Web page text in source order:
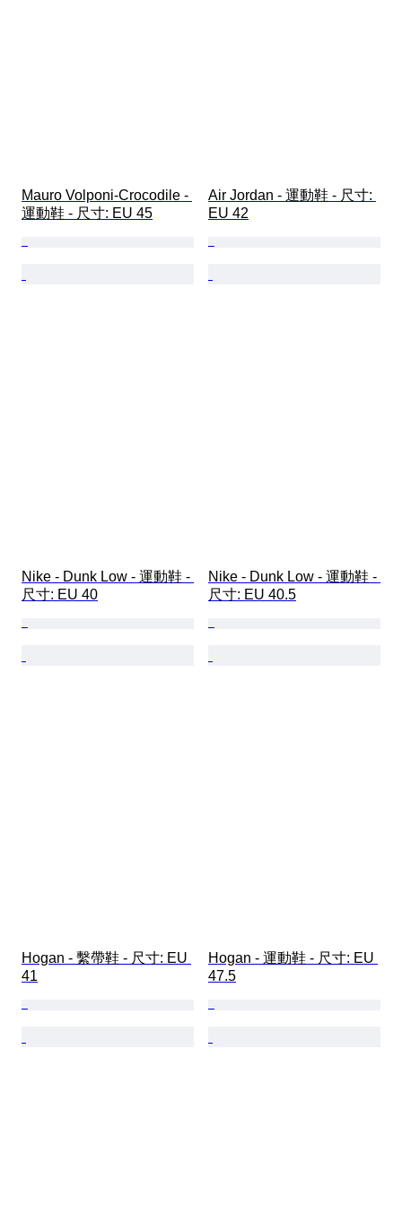
Mauro Volponi-Crocodile -
運動鞋 - 尺寸: EU 45
Air Jordan - 運動鞋 - 尺寸:
EU 42
Nike - Dunk Low - 運動鞋 -
尺寸: EU 40
Nike - Dunk Low - 運動鞋 -
尺寸: EU 40.5
Hogan - 繫帶鞋 - 尺寸: EU
41
Hogan - 運動鞋 - 尺寸: EU
47.5